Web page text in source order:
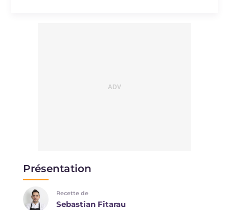
Présentation
Recette de
Sebastian Fitarau